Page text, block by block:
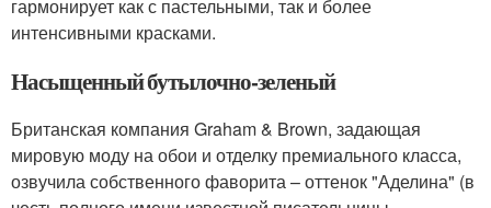
гармонирует как с пастельными, так и более
интенсивными красками.
Насыщенный бутылочно-зеленый
Британская компания Graham & Brown, задающая
мировую моду на обои и отделку премиального класса,
озвучила собственного фаворита – оттенок "Аделина" (в